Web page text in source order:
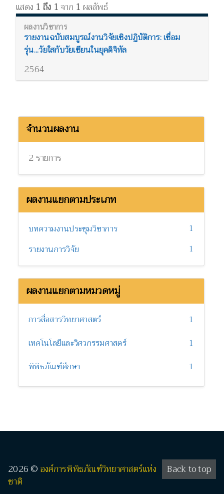
แสดง 1 ถึง 1จาก 1 ผลลัพธ์
รายงานฉบับสมบูรณ์งานวิจัยเชิงปฏิบัติการ: เชื่อม
รุ่น...วัยใสกับวัยเซียนในยุคดิจิทัล
2564
จำนวนผลงาน
2 รายการ
ผลงานแยกตามประเภท
บทความงานประชุมวิชาการ
1
รายงานการวิจัย
1
ผลงานแยกตามหมวดหมู่
การสื่อสารวิทยาศาสตร์
1
เทคโนโลยีและวิศวกรรมศาสตร์
1
พิพิธภัณฑ์ศึกษา
1
Back to top
2026 © องค์การพิพิธภัณฑ์วิทยาศาสตร์แห่ง
ชาติ